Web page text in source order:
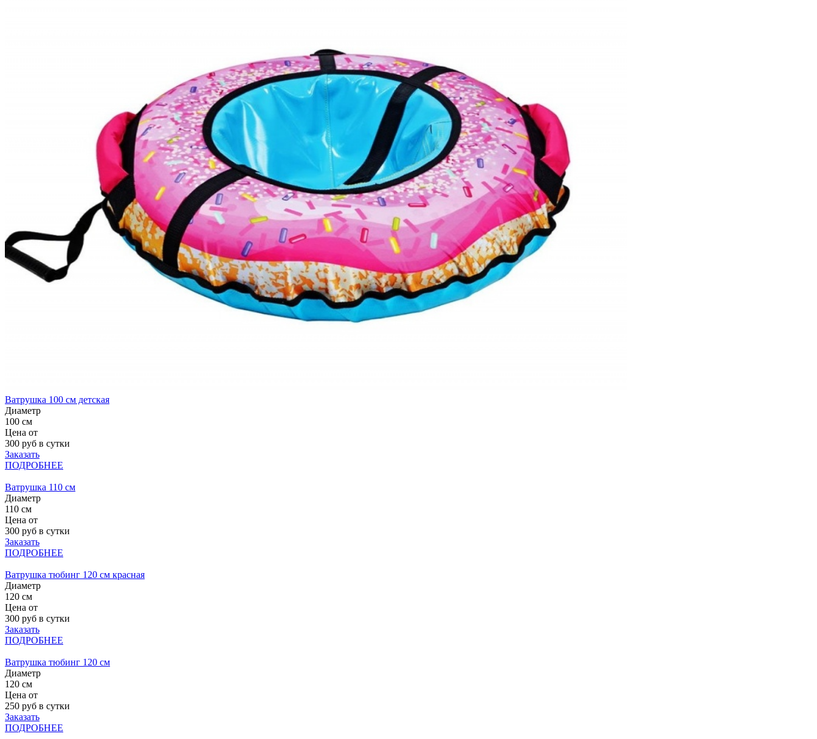
Ватрушка 100 см детская
Диаметр
100 см
Цена от
300 руб в сутки
Заказать
ПОДРОБНЕЕ
Ватрушка 110 см
Диаметр
110 см
Цена от
300 руб в сутки
Заказать
ПОДРОБНЕЕ
Ватрушка тюбинг 120 см красная
Диаметр
120 см
Цена от
300 руб в сутки
Заказать
ПОДРОБНЕЕ
Ватрушка тюбинг 120 см
Диаметр
120 см
Цена от
250 руб в сутки
Заказать
ПОДРОБНЕЕ